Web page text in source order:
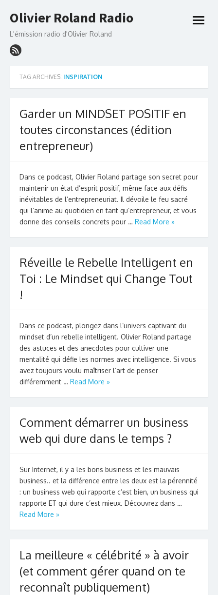
to
Olivier Roland Radio
L'émission radio d'Olivier Roland
open
TAG ARCHIVES: INSPIRATION
Garder un MINDSET POSITIF en
toutes circonstances (édition
entrepreneur)
Dans ce podcast, Olivier Roland partage son secret pour
maintenir un état d’esprit positif, même face aux défis
inévitables de l’entrepreneuriat. Il dévoile le feu sacré
qui l’anime au quotidien en tant qu’entrepreneur, et vous
donne des conseils concrets pour … Read More »
Réveille le Rebelle Intelligent en
Toi : Le Mindset qui Change Tout
!
Dans ce podcast, plongez dans l’univers captivant du
mindset d’un rebelle intelligent. Olivier Roland partage
des astuces et des anecdotes pour cultiver une
mentalité qui défie les normes avec intelligence. Si vous
avez toujours voulu maîtriser l’art de penser
différemment … Read More »
Comment démarrer un business
web qui dure dans le temps ?
Sur Internet, il y a les bons business et les mauvais
business.. et la différence entre les deux est la pérennité
: un business web qui rapporte c’est bien, un business qui
rapporte ET qui dure c’est mieux. Découvrez dans …
Read More »
La meilleure « célébrité » à avoir
(et comment gérer quand on te
reconnaît publiquement)